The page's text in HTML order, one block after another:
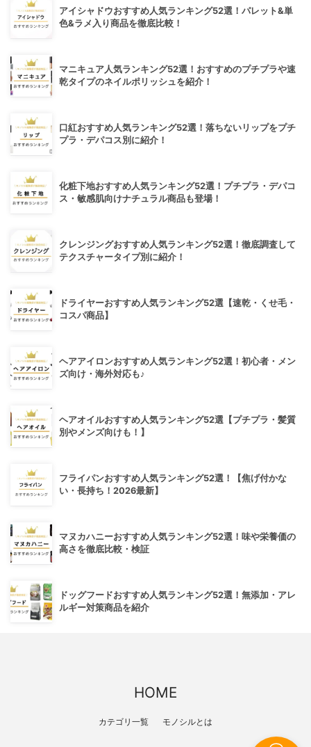
アイシャドウおすすめ人気ランキング52選！パレット&単
色&ラメ入り商品を徹底比較！
マニキュア人気ランキング52選！おすすめのプチプラや速
乾タイプのネイルポリッシュを紹介！
口紅おすすめ人気ランキング52選！落ちないリップをプチ
プラ・デパコス別に紹介！
化粧下地おすすめ人気ランキング52選！プチプラ・デパコ
ス・敏感肌向けナチュラル商品も登場！
クレンジングおすすめ人気ランキング52選！徹底調査して
テクスチャータイプ別に紹介！
ドライヤーおすすめ人気ランキング52選【速乾・くせ毛・
コスパ商品】
ヘアアイロンおすすめ人気ランキング52選！初心者・メン
ズ向け・海外対応も♪
ヘアオイルおすすめ人気ランキング52選【プチプラ・髪質
別やメンズ向けも！】
フライパンおすすめ人気ランキング52選！【焦げ付かな
い・長持ち！2026最新】
マヌカハニーおすすめ人気ランキング52選！味や栄養価の
高さを徹底比較・検証
ドッグフードおすすめ人気ランキング52選！無添加・アレ
ルギー対策商品を紹介
HOME
カテゴリ一覧 モノシルとは